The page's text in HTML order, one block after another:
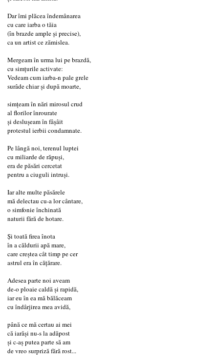
Dar îmi plăcea îndemânarea
cu care iarba o tăia
(în brazde ample și precise),
ca un artist ce zămislea.
Mergeam în urma lui pe brazdă,
cu simțurile activate:
Vedeam cum iarba-n pale grele
surâde chiar și după moarte,
simțeam în nări mirosul crud
al florilor înrourate
și deslușeam în fâșâit
protestul ierbii condamnate.
Pe lângă noi, terenul luptei
cu miliarde de răpuși,
era de păsări cercetat
pentru a ciuguli intruși.
Iar alte multe păsărele
mă delectau cu-a lor cântare,
o simfonie închinată
naturii fără de hotare.
Și toată firea înota
în a căldurii apă mare,
care creștea cât timp pe cer
astrul era în cățărare.
Adesea parte noi aveam
de-o ploaie caldă și rapidă,
iar eu în ea mă bălăceam
cu îndârjirea mea avidă,
până ce mă certau ai mei
că iarăși nu-s la adăpost
și c-aș putea parte să am
de vreo surpriză fără rost...